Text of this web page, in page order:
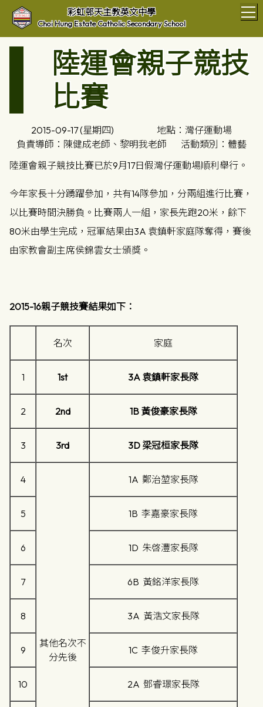
彩虹邨天主教英文中學
Choi Hung Estate Catholic Secondary School
陸運會親子競技
比賽
2015-09-17 (星期四)
地點：灣仔運動場
負責導師：陳健成老師、黎明我老師
活動類別：體藝
陸運會親子競技比賽已於9月17日假灣仔運動場順利舉行。
今年家長十分踴躍參加，共有14隊參加，分兩組進行比賽，
以比賽時間決勝負。比賽兩人一組，家長先跑20米，餘下
80米由學生完成，冠軍結果由3A 袁鎮軒家庭隊奪得，賽後
由家教會副主席侯錦雲女士頒獎。
2015-16親子競技賽結果如下：
名次 家庭
1 1st 3A 袁鎮軒家長隊
2 2nd 1B 黃俊豪家長隊
3 3rd 3D 梁冠桓家長隊
4
其他名次不
分先後
1A 鄭治堃家長隊
5 1B 李嘉豪家長隊
6 1D 朱啓灃家長隊
7 6B 黃銘洋家長隊
8 3A 黃浩文家長隊
9 1C 李俊升家長隊
10 2A 鄧睿璟家長隊